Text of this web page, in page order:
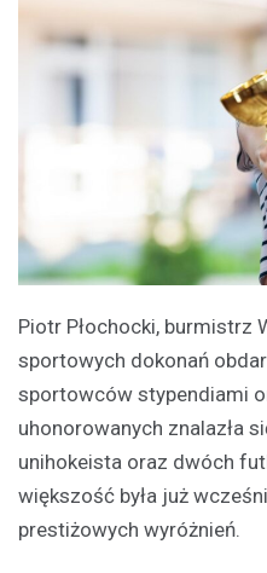
Piotr Płochocki, burmistrz
sportowych dokonań
sportowców stypendiami
uhonorowanych znalazła
unihokeista oraz dwóch
większość była już
prestiżowych wyróżnień.